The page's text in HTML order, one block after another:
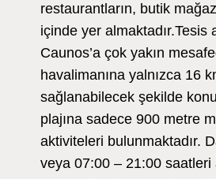
restaurantların, butik
içinde yer almaktadır.Tesis
Caunos’a çok yakın
havalimanına yalnızca 16
sağlanabilecek şekilde
plajına sadece 900 metre
aktiviteleri bulunmaktadır.
veya 07:00 – 21:00 saatleri